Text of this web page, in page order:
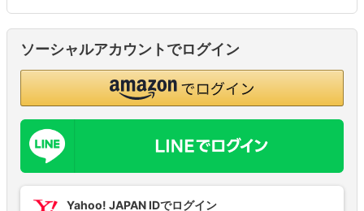
ソーシャルアカウントでログイン
Yahoo! JAPAN IDでログイン